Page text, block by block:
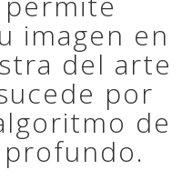
imagen en
del arte
por
de